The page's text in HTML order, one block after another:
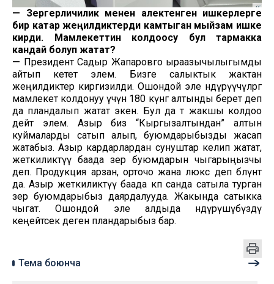
—
Зергерличилик менен алектенген ишкерлерге
бир катар жеңилдиктерди камтыган мыйзам ишке
кирди. Мамлекеттин колдоосу бул тармакка
кандай болуп жатат?
— Президент Садыр Жапаровго ыраазычылыгымды
айтып кетет элем. Бизге салыктык жактан
жеңилдиктер киргизилди. Ошондой эле өндүрүүчүлөргө
мамлекет колдонуу үчүн 180 күнгө алтынды берет деп
да пландалып жатат экен. Бул да өтө жакшы колдоо
дейт элем. Азыр биз “Кыргызалтындан” алтын
куймаларды сатып алып, буюмдарыбызды жасап
жатабыз. Азыр кардарлардан сунуштар келип жатат,
жеткиликтүү баада зер буюмдарын чыгарыңызчы
деп. Продукция арзан, орточо жана люкс деп бөлүнөт
да. Азыр жеткиликтүү баада көп санда сатыла турган
зер буюмдарыбыз даярдалууда. Жакында сатыкка
чыгат. Ошондой эле алдыда өндүрүшүбүздү
кеңейтсек деген пландарыбыз бар.
Тема боюнча